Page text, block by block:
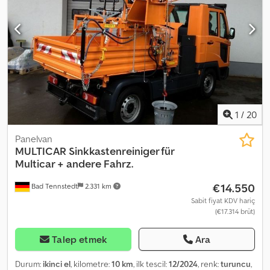
1 / 20
Bad Tennstedt 2.331 km
Panelvan
MULTICAR Sinkkastenreiniger für
Multicar + andere Fahrz.
€14.550
Sabit fiyat KDV hariç
(€17.314 brüt)
Talep etmek Ara
Durum: ikinci el, kilometre:10 km, ilk tescil:12/2024, renk:turuncu,